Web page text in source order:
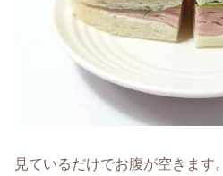
見ているだけでお腹が空きます。